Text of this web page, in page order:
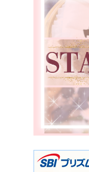
徳島県
愛媛県
福岡県
宮崎県
鹿児島県
香川県